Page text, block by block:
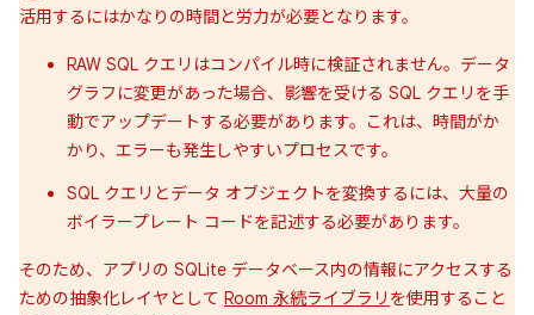
活用するにはかなりの時間と労力が必要となります。
RAW SQL クエリはコンパイル時に検証されません。データ
グラフに変更があった場合、影響を受ける SQL クエリを手
動でアップデートする必要があります。これは、時間がか
かり、エラーも発生しやすいプロセスです。
SQL クエリとデータ オブジェクトを変換するには、大量の
ボイラープレート コードを記述する必要があります。
そのため、アプリの SQLite データベース内の情報にアクセスする
ための抽象化レイヤとして Room 永続ライブラリ を使用すること